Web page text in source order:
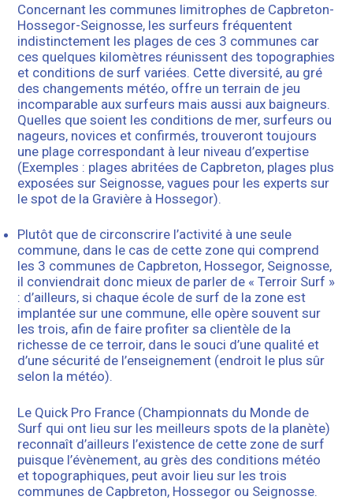
Concernant les communes limitrophes de Capbreton-
Hossegor-Seignosse, les surfeurs fréquentent
indistinctement les plages de ces 3 communes car
ces quelques kilomètres réunissent des topographies
et conditions de surf variées. Cette diversité, au gré
des changements météo, offre un terrain de jeu
incomparable aux surfeurs mais aussi aux baigneurs.
Quelles que soient les conditions de mer, surfeurs ou
nageurs, novices et confirmés, trouveront toujours
une plage correspondant à leur niveau d’expertise
(Exemples : plages abritées de Capbreton, plages plus
exposées sur Seignosse, vagues pour les experts sur
le spot de la Gravière à Hossegor).
Plutôt que de circonscrire l’activité à une seule
commune, dans le cas de cette zone qui comprend
les 3 communes de Capbreton, Hossegor, Seignosse,
il conviendrait donc mieux de parler de « Terroir Surf »
: d’ailleurs, si chaque école de surf de la zone est
implantée sur une commune, elle opère souvent sur
les trois, afin de faire profiter sa clientèle de la
richesse de ce terroir, dans le souci d’une qualité et
d’une sécurité de l’enseignement (endroit le plus sûr
selon la météo).
Le Quick Pro France (Championnats du Monde de
Surf qui ont lieu sur les meilleurs spots de la planète)
reconnaît d’ailleurs l’existence de cette zone de surf
puisque l’évènement, au grès des conditions météo
et topographiques, peut avoir lieu sur les trois
communes de Capbreton, Hossegor ou Seignosse.